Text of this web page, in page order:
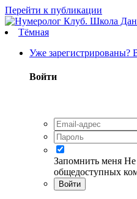
Перейти к публикации
Тёмная
Уже зарегистрированы?
Войти
Запомнить меня Не
общедоступных
Войти